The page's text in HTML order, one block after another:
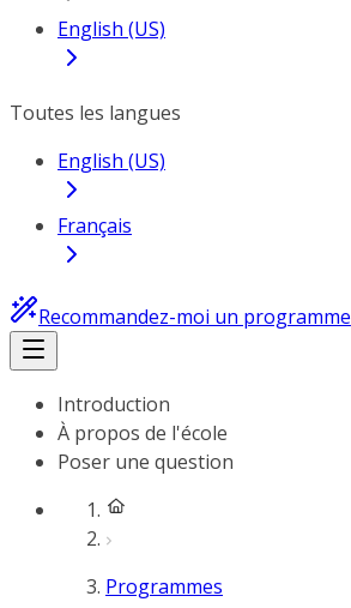
English (US)
Toutes les langues
English (US)
Français
Recommandez-moi un programme
Introduction
À propos de l'école
Poser une question
Programmes